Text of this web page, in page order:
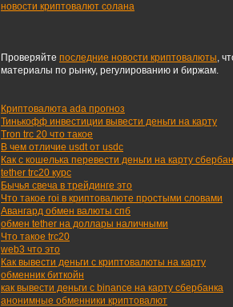
новости криптовалют солана
Проверяйте последние новости криптовалюты,
материалы по рынку, регулированию и биржам.
Криптовалюта ada прогноз
Тинькофф инвестиции вывести деньги на карту
Tron trc 20 что такое
В чем отличие usdt от usdc
Как с кошелька перевести деньги на карту
tether trc20 курс
Бычья свеча в трейдинге это
Что такое roi в криптовалюте простыми словами
Авангард обмен валюты спб
обмен tether на доллары наличными
Что такое trc20
web3 что это
Как вывести деньги с криптовалюты на карту
обменник биткойн
как вывести деньги с binance на карту сбербанка
анонимные обменники криптовалют